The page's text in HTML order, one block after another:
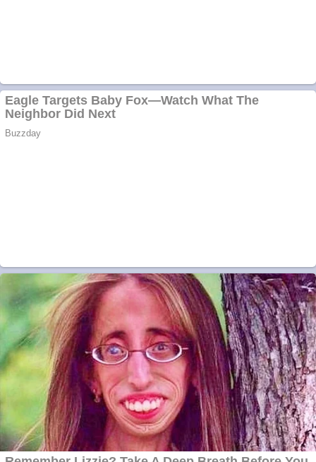
Creez aplicatie
ANDROID pentru
siteul tau
Creez aplicatie
ANDROID pentru
siteul tau
Anuntul tau apare in